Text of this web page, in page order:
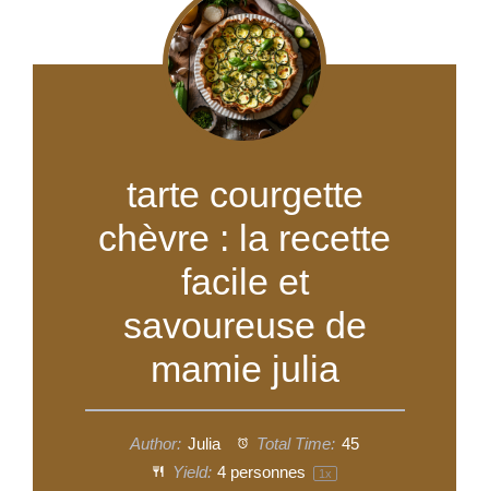
tarte courgette
chèvre : la recette
facile et
savoureuse de
mamie julia
Author: Julia Total Time: 45
Yield: 4 personnes 1x